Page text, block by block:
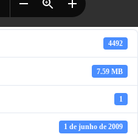
4492
7.59 MB
1
1 de junho de 2009